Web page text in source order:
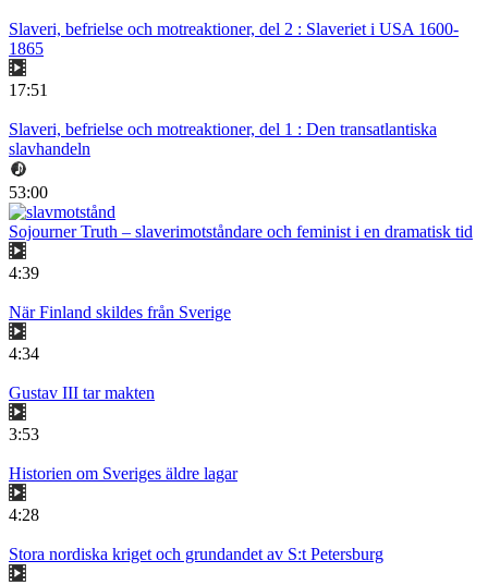
Slaveri, befrielse och motreaktioner, del 2 : Slaveriet i USA 1600-
1865
17:51
Slaveri, befrielse och motreaktioner, del 1 : Den transatlantiska
slavhandeln
53:00
Sojourner Truth – slaverimotståndare och feminist i en dramatisk tid
4:39
När Finland skildes från Sverige
4:34
Gustav III tar makten
3:53
Historien om Sveriges äldre lagar
4:28
Stora nordiska kriget och grundandet av S:t Petersburg